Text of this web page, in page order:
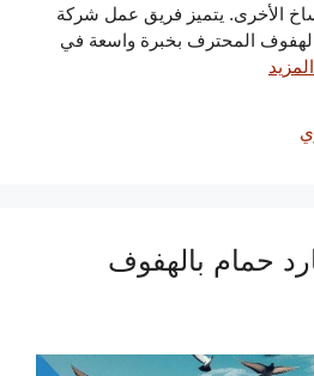
الأخرى. يتميز فريق عمل شركة
المحترف بخبرة واسعة في
حمام بالهفوف